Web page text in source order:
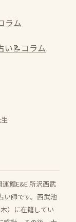
ラム
い📝コラム
館E&E 所沢西武
い師です。西武池
）に在籍してい